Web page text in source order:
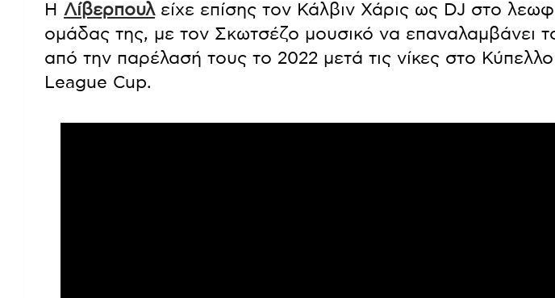
Η Λίβερπουλείχε επίσης τον Κάλβιν Χάρις ως DJ στο
ομάδας της, με τον Σκωτσέζο μουσικό να επαναλαμβάνει
από την παρέλασή τους το 2022 μετά τις νίκες στο Κύπελλο
League Cup.